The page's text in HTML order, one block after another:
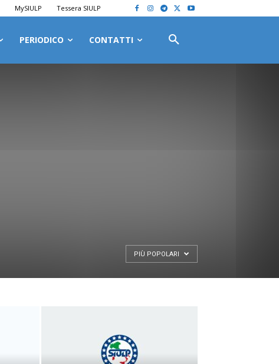
MySIULP Tessera SIULP
PERIODICO CONTATTI
PIÙ POPOLARI